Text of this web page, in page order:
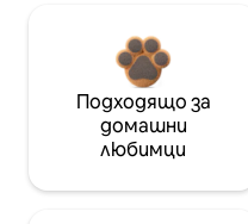
Подходящо за
домашни
любимци